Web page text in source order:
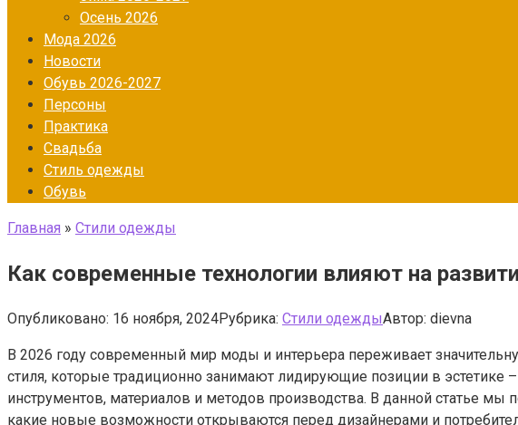
Осень 2026
Мода 2026
Новости
Обувь 2026-2027
Персоны
Практика
Свадьба
Стиль одежды
Обувь
Главная » Стили одежды
Как современные технологии влияют на
Опубликовано: 16 ноября, 2024Рубрика: Стили одеждыАвтор: dievna
В 2026 году современный мир моды и интерьера переживает
стиля, которые традиционно занимают лидирующие позиции в
инструментов, материалов и методов производства. В данной статье
какие новые возможности открываются перед дизайнерами и